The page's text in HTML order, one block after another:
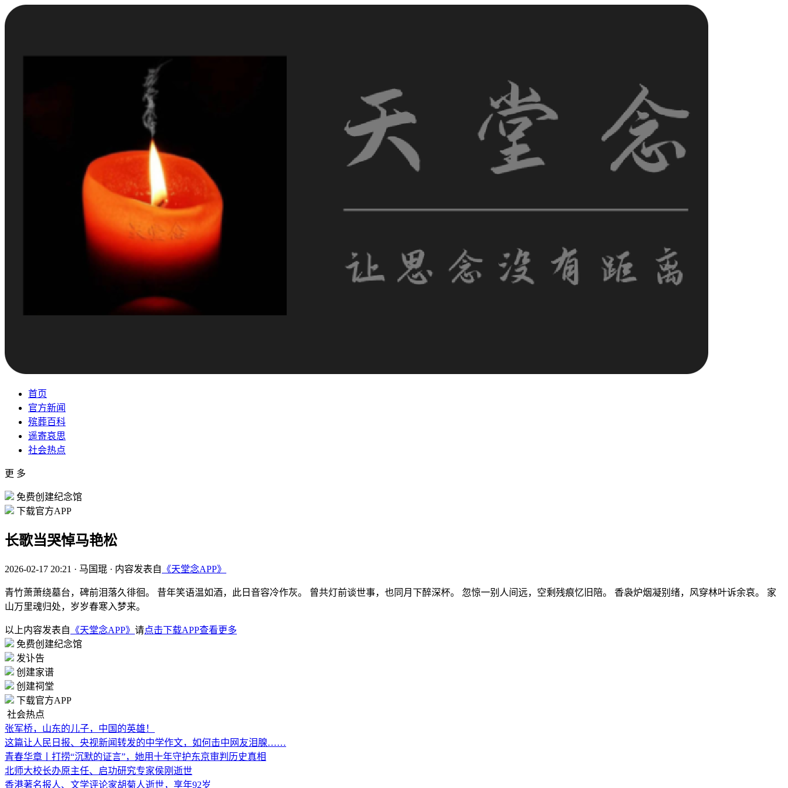
首页
官方新闻
殡葬百科
遥寄哀思
社会热点
更 多
免费创建纪念馆
下载官方APP
长歌当哭悼马艳松
2026-02-17 20:21 · 马国琨 · 内容发表自 《天堂念APP》
青竹萧萧绕墓台，碑前泪落久徘徊。 昔年笑语温如酒，此日音容冷作灰。 曾共灯前谈世事，也同月下醉深杯。 忽惊一别人间远，空剩残痕忆旧陪。 香袅炉烟凝别绪，风穿林叶诉余哀。 家
山万里魂归处，岁岁春寒入梦来。
以上内容发表自 《天堂念APP》 请点击下载APP查看更多
免费创建纪念馆
发讣告
创建家谱
创建祠堂
下载官方APP
社会热点
张军桥，山东的儿子，中国的英雄！
这篇让人民日报、央视新闻转发的中学作文，如何击中网友泪腺……
青春华章丨打捞“沉默的证言”，她用十年守护东京审判历史真相
北师大校长办原主任、启功研究专家侯刚逝世
香港著名报人、文学评论家胡菊人逝世，享年92岁